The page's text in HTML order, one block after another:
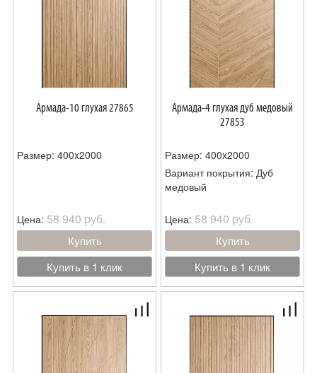
Армада-10 глухая 27865
Размер: 400x2000
Цена: 58 940 руб.
Купить
Купить в 1 клик
Армада-4 глухая дуб медовый
27853
Размер: 400x2000
Вариант покрытия: Дуб
медовый
Цена: 58 940 руб.
Купить
Купить в 1 клик